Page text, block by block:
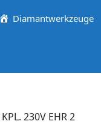
Diamantwerkzeuge
230V EHR 2